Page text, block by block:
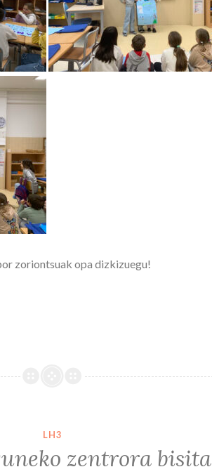
zoriontsuak opa dizkizuegu!
LH3
zentrora bisita